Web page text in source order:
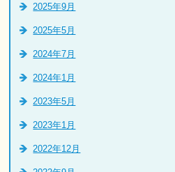
2025年9月
2025年5月
2024年7月
2024年1月
2023年5月
2023年1月
2022年12月